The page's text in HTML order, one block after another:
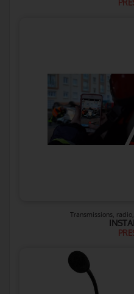
Transmissions,